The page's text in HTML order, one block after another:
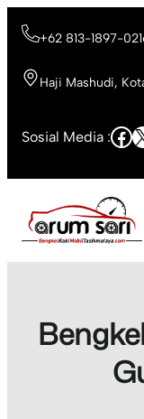
+62 813-1897-
Haji Mashudi,
Sosial Media :